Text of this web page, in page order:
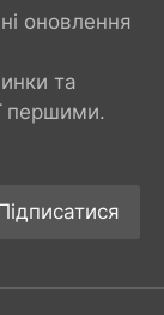
оновлення
та
першими.